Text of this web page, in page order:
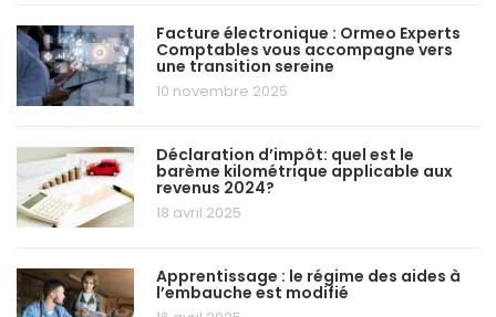
Facture électronique : Ormeo Experts
Comptables vous accompagne vers
une transition sereine
10 novembre 2025
Déclaration d’impôt: quel est le
barème kilométrique applicable aux
revenus 2024?
18 avril 2025
Apprentissage : le régime des aides à
l’embauche est modifié